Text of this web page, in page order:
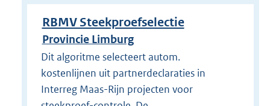
RBMV Steekproefselectie
Provincie Limburg
Dit algoritme selecteert autom.
kostenlijnen uit partnerdeclaraties in
Interreg Maas-Rijn projecten voor